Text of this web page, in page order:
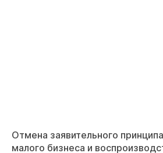
Отмена заявительного
малого бизнеса и